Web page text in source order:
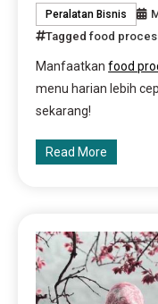
Peralatan Bisnis
Taggedfood
Manfaatkanfood
menu harian lebih
sekarang!
Read More